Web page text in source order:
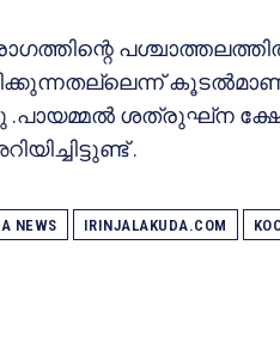
.പായമ്മൽ ശത്രുഘ്‌ന
.
NEWS IRINJALAKUDA.COM